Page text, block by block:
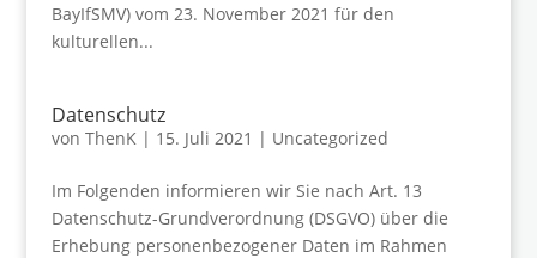
BayIfSMV) vom 23. November 2021 für den
kulturellen...
Datenschutz
von ThenK| 15. Juli 2021 | Uncategorized
Im Folgenden informieren wir Sie nach Art. 13
Datenschutz-Grundverordnung (DSGVO) über die
Erhebung personenbezogener Daten im Rahmen